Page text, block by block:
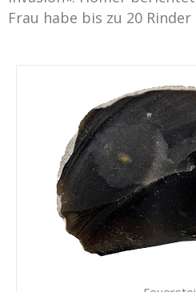
Frau habe bis zu 20